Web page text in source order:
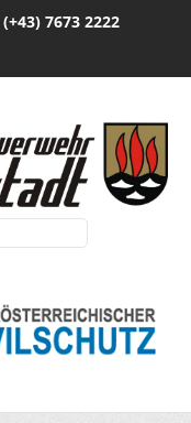
(+43) 7673 2222